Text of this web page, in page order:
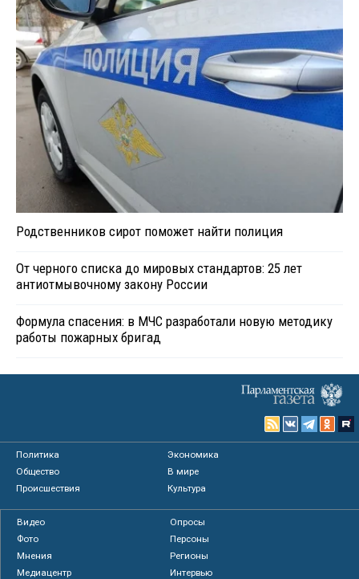
Родственников сирот поможет найти полиция
От черного списка до мировых стандартов: 25 лет
антиотмывочному закону России
Формула спасения: в МЧС разработали новую методику
работы пожарных бригад
Политика
Экономика
Общество
В мире
Происшествия
Культура
Видео
Опросы
Фото
Персоны
Мнения
Регионы
Медиацентр
Интервью